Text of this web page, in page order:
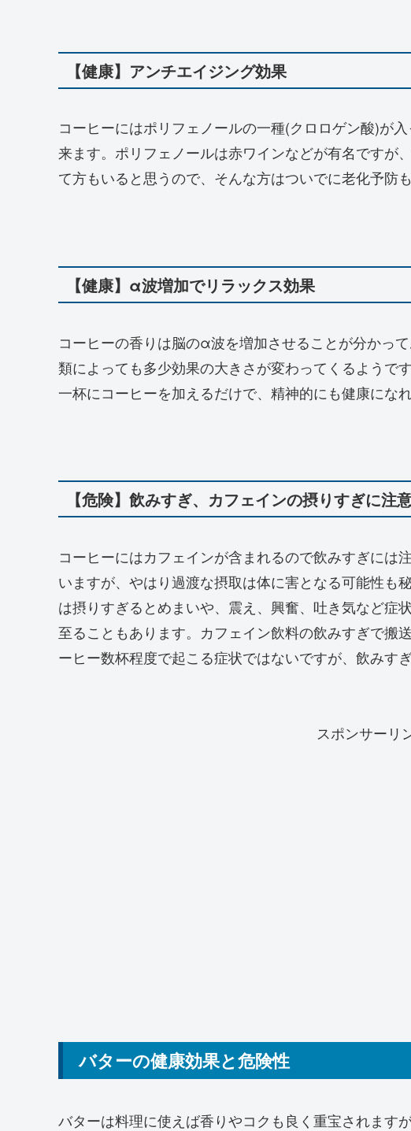
【健康】アンチエイジング効果
コーヒーにはポリフェノールの一種(クロロゲン酸)が
来ます。ポリフェノールは赤ワインなどが有名ですが
て方もいると思うので、そんな方はついでに老化予防
【健康】α波増加でリラックス効果
コーヒーの香りは脳のα波を増加させることが分かっ
類によっても多少効果の大きさが変わってくるようで
一杯にコーヒーを加えるだけで、精神的にも健康にな
【危険】飲みすぎ、カフェインの摂りすぎに注
コーヒーにはカフェインが含まれるので飲みすぎには
いますが、やはり過渡な摂取は体に害となる可能性も
は摂りすぎるとめまいや、震え、興奮、吐き気など症
至ることもあります。カフェイン飲料の飲みすぎで搬
ーヒー数杯程度で起こる症状ではないですが、飲みす
スポンサーリ
バターの健康効果と危険性
バターは料理に使えば香りやコクも良く重宝されます